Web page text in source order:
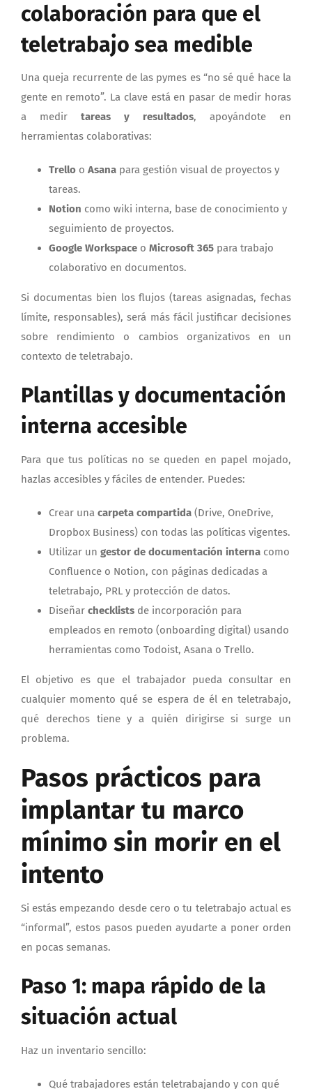
colaboración para que el
teletrabajo sea medible
Una queja recurrente de las pymes es “no sé qué hace la
gente en remoto”. La clave está en pasar de medir horas
a medir tareas y resultados, apoyándote en
herramientas colaborativas:
Trello o Asana para gestión visual de proyectos y
tareas.
Notion como wiki interna, base de conocimiento y
seguimiento de proyectos.
Google Workspace o Microsoft 365 para trabajo
colaborativo en documentos.
Si documentas bien los flujos (tareas asignadas, fechas
límite, responsables), será más fácil justificar decisiones
sobre rendimiento o cambios organizativos en un
contexto de teletrabajo.
Plantillas y documentación
interna accesible
Para que tus políticas no se queden en papel mojado,
hazlas accesibles y fáciles de entender. Puedes:
Crear una carpeta compartida (Drive, OneDrive,
Dropbox Business) con todas las políticas vigentes.
Utilizar un gestor de documentación interna como
Confluence o Notion, con páginas dedicadas a
teletrabajo, PRL y protección de datos.
Diseñar checklists de incorporación para
empleados en remoto (onboarding digital) usando
herramientas como Todoist, Asana o Trello.
El objetivo es que el trabajador pueda consultar en
cualquier momento qué se espera de él en teletrabajo,
qué derechos tiene y a quién dirigirse si surge un
problema.
Pasos prácticos para
implantar tu marco
mínimo sin morir en el
intento
Si estás empezando desde cero o tu teletrabajo actual es
“informal”, estos pasos pueden ayudarte a poner orden
en pocas semanas.
Paso 1: mapa rápido de la
situación actual
Haz un inventario sencillo:
Qué trabajadores están teletrabajando y con qué